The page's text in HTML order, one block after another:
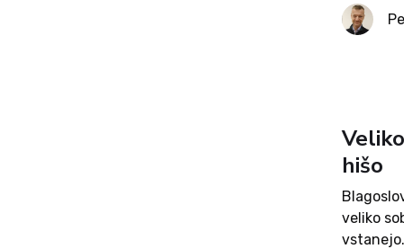
hišo
veliko